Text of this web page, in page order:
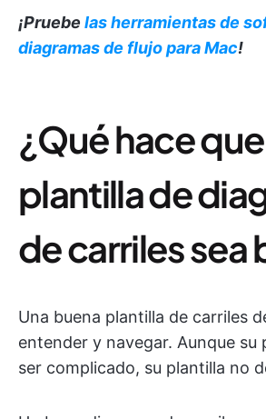
¡Pruebe las herramientas de
diagramas de flujo para Mac!
¿Qué hace
plantilla de
de carriles sea
Una buena plantilla de carriles
entender y navegar. Aunque su
ser complicado, su plantilla no